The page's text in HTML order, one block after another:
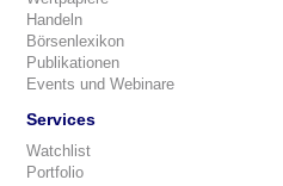
Handeln
Börsenlexikon
Publikationen
Events und Webinare
Services
Watchlist
Portfolio